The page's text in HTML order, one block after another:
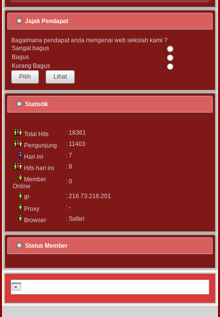
Jajak Pendapat
Bagaimana pendapat anda mengenai web sekolah kami ?
Sangat bagus
Bagus
Kurang Bagus
Lihat
Statistik
Total Hits
: 18361
Pengunjung
: 11403
Hari ini
: 7
Hits hari ini
: 8
Member
Online
: 0
IP
: 216.73.216.201
Proxy
: -
Browser
: Safari
Status Member